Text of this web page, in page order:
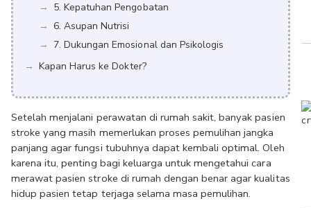
5. Kepatuhan Pengobatan
6. Asupan Nutrisi
7. Dukungan Emosional dan Psikologis
Kapan Harus ke Dokter?
Setelah menjalani perawatan di rumah sakit, banyak pasien
stroke yang masih memerlukan proses pemulihan jangka
panjang agar fungsi tubuhnya dapat kembali optimal. Oleh
karena itu, penting bagi keluarga untuk mengetahui cara
merawat pasien stroke di rumah dengan benar agar kualitas
hidup pasien tetap terjaga selama masa pemulihan.